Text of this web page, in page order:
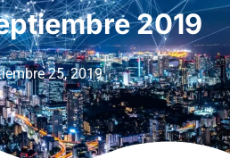
2019
25, 2019